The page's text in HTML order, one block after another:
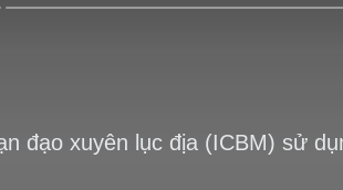
đạo xuyên lục địa (ICBM) sử